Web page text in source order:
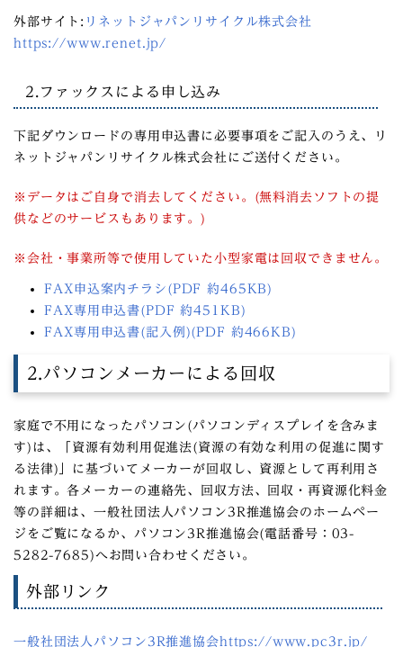
外部サイト: リネットジャパンリサイクル株式会社
https://www.renet.jp/
2.ファックスによる申し込み
下記ダウンロードの専⽤申込書に必要事項をご記⼊のうえ、リ
ネットジャパンリサイクル株式会社にご送付ください。
※データはご⾃⾝で消去してください。(無料消去ソフトの提
供などのサービスもあります。)
※会社・事業所等で使⽤していた⼩型家電は回収できません。
FAX申込案内チラシ(PDF 約465KB)
FAX専⽤申込書(PDF 約451KB)
FAX専⽤申込書(記⼊例)(PDF 約466KB)
2.パソコンメーカーによる回収
家庭で不⽤になったパソコン(パソコンディスプレイを含みま
す)は、「資源有効利⽤促進法(資源の有効な利⽤の促進に関す
る法律)」に基づいてメーカーが回収し、資源として再利⽤さ
れます。各メーカーの連絡先、回収⽅法、回収・再資源化料⾦
等の詳細は、⼀般社団法⼈パソコン3R推進協会のホームペー
ジをご覧になるか、パソコン3R推進協会(電話番号：03-
5282-7685)へお問い合わせください。
外部リンク
⼀般社団法⼈パソコン3R推進協会https://www.pc3r.jp/